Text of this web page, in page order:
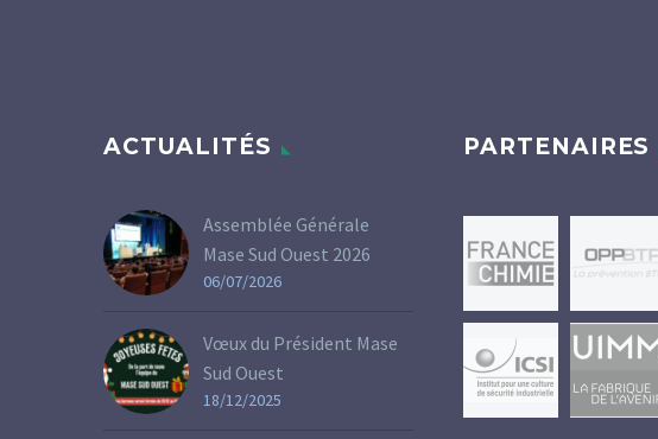
ACTUALITÉS
Assemblée Générale
Mase Sud Ouest 2026
06/07/2026
Vœux du Président Mase
Sud Ouest
18/12/2025
PARTENAIRES